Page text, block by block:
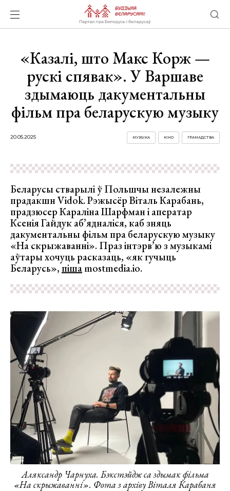
«Казалі, што Макс Корж —
рускі спявак». У Варшаве
здымаюць дакументальны
фільм пра беларускую музыку
20.05.2025 ГРАМАДСТВА
КІНО
МУЗЫКА
Беларусы стварылі ў Польшчы незалежны
прадакшн Vidok. Рэжысёр Віталь Карабань,
прадзюсер Караліна Шарфман і аператар
Ксенія Гайдук аб’ядналіся, каб зняць
дакументальны фільм пра беларускую музыку
«На скрыжаванні». Праз інтэрв’ю з музыкамі
аўтары хочуць расказаць, «як гучыць
Беларусь»,пішаmostmedia.io.
Аляксандр Чарнуха. Бэкстэйдж са здымак фільма
«На скрыжаванні». Фота з архіву Віталя Карабаня